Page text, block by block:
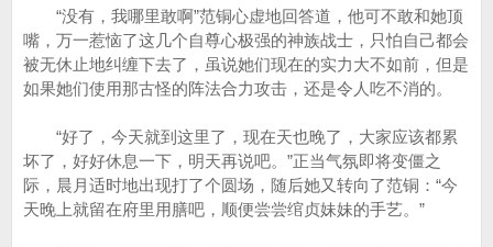
“没有，我哪里敢啊”范铜心虚地回答道，他可不敢和她顶
嘴，万一惹恼了这几个自尊心极强的神族战士，只怕自己都会
被无休止地纠缠下去了，虽说她们现在的实力大不如前，但是
如果她们使用那古怪的阵法合力攻击，还是令人吃不消的。
“好了，今天就到这里了，现在天也晚了，大家应该都累
坏了，好好休息一下，明天再说吧。”正当气氛即将变僵之
际，晨月适时地出现打了个圆场，随后她又转向了范铜：“今
天晚上就留在府里用膳吧，顺便尝尝绾贞妹妹的手艺。”